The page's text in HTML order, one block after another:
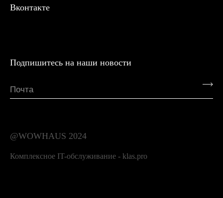
Вконтакте
Подпишитесь на наши новости
@WOWHAUS 2024
Комплексное IT-обслуживание - klas.pro